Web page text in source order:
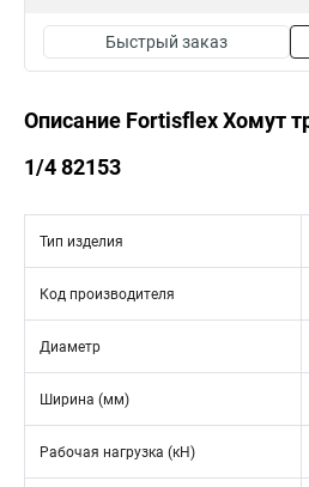
Быстрый заказ
Описание Fortisflex Хомут
1/4 82153
Тип изделия
Код производителя
Диаметр
Ширина (мм)
Рабочая нагрузка (кН)